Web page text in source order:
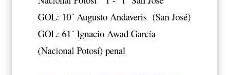
GOL: 10´ Augusto Andaveris (San José)
GOL: 61´ Ignacio Awad García
(Nacional Potosí) penal